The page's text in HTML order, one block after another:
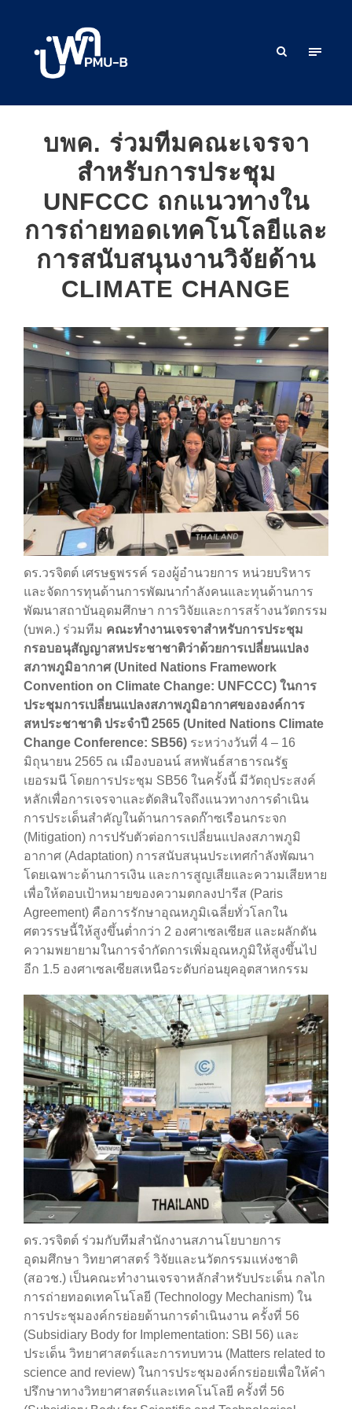
บพค. ร่วมทีมคณะเจรจา
สำหรับการประชุม
UNFCCC ถกแนวทางใน
การถ่ายทอดเทคโนโลยีและ
การสนับสนุนงานวิจัยด้าน
CLIMATE CHANGE
ดร.วรจิตต์ เศรษฐพรรค์ รองผู้อำนวยการ หน่วยบริหาร
และจัดการทุนด้านการพัฒนากำลังคนและทุนด้านการ
พัฒนาสถาบันอุดมศึกษา การวิจัยและการสร้างนวัตกรรม
(บพค.) ร่วมทีม คณะทำงานเจรจาสำหรับการประชุม
กรอบอนุสัญญาสหประชาชาติว่าด้วยการเปลี่ยนแปลง
สภาพภูมิอากาศ (United Nations Framework
Convention on Climate Change: UNFCCC) ในการ
ประชุมการเปลี่ยนแปลงสภาพภูมิอากาศขององค์การ
สหประชาชาติ ประจำปี 2565 (United Nations Climate
Change Conference: SB56) ระหว่างวันที่ 4 – 16
มิถุนายน 2565 ณ เมืองบอนน์ สหพันธ์สาธารณรัฐ
เยอรมนี โดยการประชุม SB56 ในครั้งนี้ มีวัตถุประสงค์
หลักเพื่อการเจรจาและตัดสินใจถึงแนวทางการดำเนิน
การประเด็นสำคัญในด้านการลดก๊าซเรือนกระจก
(Mitigation) การปรับตัวต่อการเปลี่ยนแปลงสภาพภูมิ
อากาศ (Adaptation) การสนับสนุนประเทศกำลังพัฒนา
โดยเฉพาะด้านการเงิน และการสูญเสียและความเสียหาย
เพื่อให้ตอบเป้าหมายของความตกลงปารีส (Paris
Agreement) คือการรักษาอุณหภูมิเฉลี่ยทั่วโลกใน
ศตวรรษนี้ให้สูงขึ้นต่ำกว่า 2 องศาเซลเซียส และผลักดัน
ความพยายามในการจำกัดการเพิ่มอุณหภูมิให้สูงขึ้นไป
อีก 1.5 องศาเซลเซียสเหนือระดับก่อนยุคอุตสาหกรรม
ดร.วรจิตต์ ร่วมกับทีมสำนักงานสภานโยบายการ
อุดมศึกษา วิทยาศาสตร์ วิจัยและนวัตกรรมแห่งชาติ
(สอวช.) เป็นคณะทำงานเจรจาหลักสำหรับประเด็น กลไก
การถ่ายทอดเทคโนโลยี (Technology Mechanism) ใน
การประชุมองค์กรย่อยด้านการดำเนินงาน ครั้งที่ 56
(Subsidiary Body for Implementation: SBI 56) และ
ประเด็น วิทยาศาสตร์และการทบทวน (Matters related to
science and review) ในการประชุมองค์กรย่อยเพื่อให้คำ
ปรึกษาทางวิทยาศาสตร์และเทคโนโลยี ครั้งที่ 56